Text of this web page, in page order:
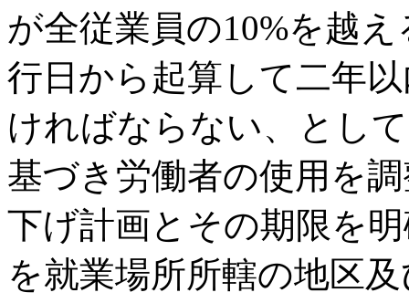
が全従業員の10%を越
行日から起算して二年
ければならない、とし
基づき労働者の使用を
下げ計画とその期限を
を就業場所所轄の地区